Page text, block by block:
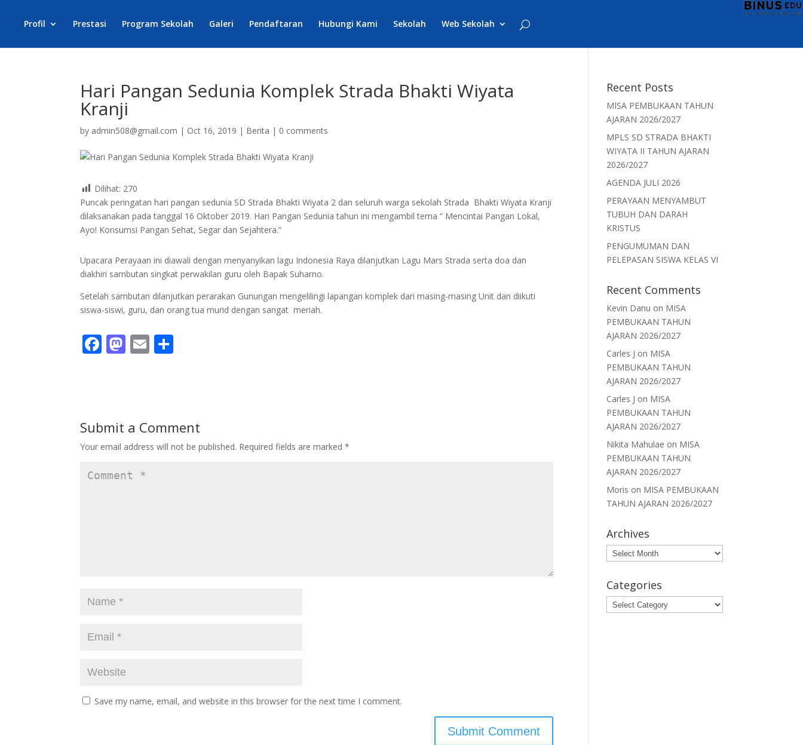
Profil Prestasi Program Sekolah Galeri Pendaftaran Hubungi Kami Sekolah Web Sekolah
Hari Pangan Sedunia Komplek Strada Bhakti Wiyata
Kranji
by admin508@gmail.com | Oct 16, 2019 | Berita | 0 comments
Dilihat: 270
Puncak peringatan hari pangan sedunia SD Strada Bhakti Wiyata 2 dan seluruh warga sekolah Strada Bhakti Wiyata Kranji
dilaksanakan pada tanggal 16 Oktober 2019. Hari Pangan Sedunia tahun ini mengambil tema “ Mencintai Pangan Lokal,
Ayo! Konsumsi Pangan Sehat, Segar dan Sejahtera.”
Upacara Perayaan ini diawali dengan menyanyikan lagu Indonesia Raya dilanjutkan Lagu Mars Strada serta doa dan
diakhiri sambutan singkat perwakilan guru oleh Bapak Suharno.
Setelah sambutan dilanjutkan perarakan Gunungan mengelilingi lapangan komplek dari masing-masing Unit dan diikuti
siswa-siswi, guru, dan orang tua murid dengan sangat meriah.
F
o
o
k
M
o
n
E
Submit a Comment
Your email address will not be published. Required fields are marked*
Save my name, email, and website in this browser for the next time I comment.
Recent Posts
MISA PEMBUKAAN TAHUN
AJARAN 2026/2027
MPLS SD STRADA BHAKTI
WIYATA II TAHUN AJARAN
2026/2027
AGENDA JULI 2026
PERAYAAN MENYAMBUT
TUBUH DAN DARAH
KRISTUS
PENGUMUMAN DAN
PELEPASAN SISWA KELAS VI
Recent Comments
Kevin Danu on MISA
PEMBUKAAN TAHUN
AJARAN 2026/2027
Carles J on MISA
PEMBUKAAN TAHUN
AJARAN 2026/2027
Carles J on MISA
PEMBUKAAN TAHUN
AJARAN 2026/2027
Nikita Mahulae on MISA
PEMBUKAAN TAHUN
AJARAN 2026/2027
Moris on MISA PEMBUKAAN
TAHUN AJARAN 2026/2027
Archives
Archives
Categories
Categories